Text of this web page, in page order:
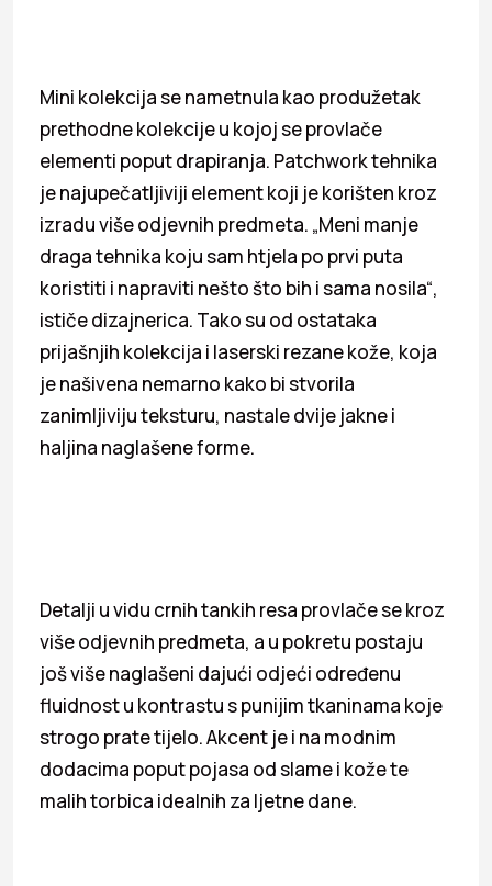
Mini kolekcija se nametnula kao produžetak
prethodne kolekcije u kojoj se provlače
elementi poput drapiranja. Patchwork tehnika
je najupečatljiviji element koji je korišten kroz
izradu više odjevnih predmeta. „Meni manje
draga tehnika koju sam htjela po prvi puta
koristiti i napraviti nešto što bih i sama nosila“,
ističe dizajnerica. Tako su od ostataka
prijašnjih kolekcija i laserski rezane kože, koja
je našivena nemarno kako bi stvorila
zanimljiviju teksturu, nastale dvije jakne i
haljina naglašene forme.
Detalji u vidu crnih tankih resa provlače se kroz
više odjevnih predmeta, a u pokretu postaju
još više naglašeni dajući odjeći određenu
fluidnost u kontrastu s punijim tkaninama koje
strogo prate tijelo. Akcent je i na modnim
dodacima poput pojasa od slame i kože te
malih torbica idealnih za ljetne dane.